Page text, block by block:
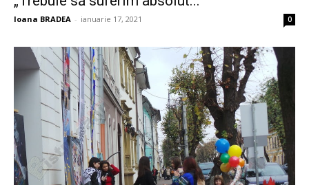
Ioana BRADEA - ianuarie 17, 2021 0